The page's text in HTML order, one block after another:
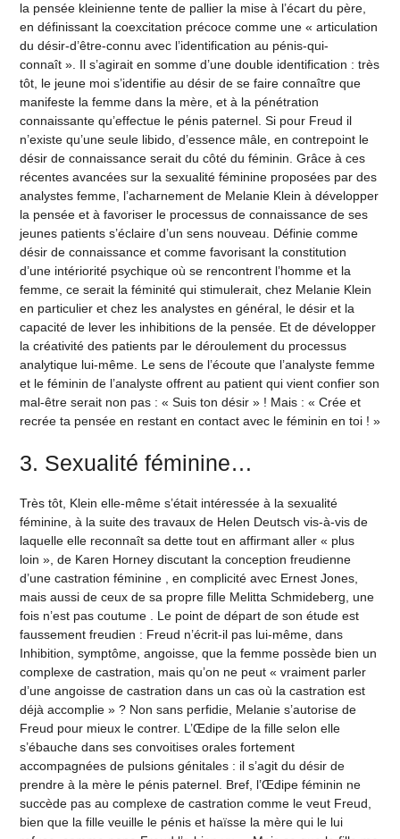
la pensée kleinienne tente de pallier la mise à l’écart du père,
en définissant la coexcitation précoce comme une « articulation
du désir-d’être-connu avec l’identification au pénis-qui-
connaît ». Il s’agirait en somme d’une double identification : très
tôt, le jeune moi s’identifie au désir de se faire connaître que
manifeste la femme dans la mère, et à la pénétration
connaissante qu’effectue le pénis paternel. Si pour Freud il
n’existe qu’une seule libido, d’essence mâle, en contrepoint le
désir de connaissance serait du côté du féminin. Grâce à ces
récentes avancées sur la sexualité féminine proposées par des
analystes femme, l’acharnement de Melanie Klein à développer
la pensée et à favoriser le processus de connaissance de ses
jeunes patients s’éclaire d’un sens nouveau. Définie comme
désir de connaissance et comme favorisant la constitution
d’une intériorité psychique où se rencontrent l’homme et la
femme, ce serait la féminité qui stimulerait, chez Melanie Klein
en particulier et chez les analystes en général, le désir et la
capacité de lever les inhibitions de la pensée. Et de développer
la créativité des patients par le déroulement du processus
analytique lui-même. Le sens de l’écoute que l’analyste femme
et le féminin de l’analyste offrent au patient qui vient confier son
mal-être serait non pas : « Suis ton désir » ! Mais : « Crée et
recrée ta pensée en restant en contact avec le féminin en toi ! »
3. Sexualité féminine…
Très tôt, Klein elle-même s’était intéressée à la sexualité
féminine, à la suite des travaux de Helen Deutsch vis-à-vis de
laquelle elle reconnaît sa dette tout en affirmant aller « plus
loin », de Karen Horney discutant la conception freudienne
d’une castration féminine , en complicité avec Ernest Jones,
mais aussi de ceux de sa propre fille Melitta Schmideberg, une
fois n’est pas coutume . Le point de départ de son étude est
faussement freudien : Freud n’écrit-il pas lui-même, dans
Inhibition, symptôme, angoisse, que la femme possède bien un
complexe de castration, mais qu’on ne peut « vraiment parler
d’une angoisse de castration dans un cas où la castration est
déjà accomplie » ? Non sans perfidie, Melanie s’autorise de
Freud pour mieux le contrer. L’Œdipe de la fille selon elle
s’ébauche dans ses convoitises orales fortement
accompagnées de pulsions génitales : il s’agit du désir de
prendre à la mère le pénis paternel. Bref, l’Œdipe féminin ne
succède pas au complexe de castration comme le veut Freud,
bien que la fille veuille le pénis et haïsse la mère qui le lui